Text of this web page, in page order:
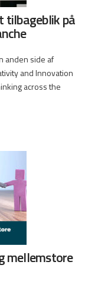
tilbageblik på
anden side af
and Innovation
across the
mellemstore